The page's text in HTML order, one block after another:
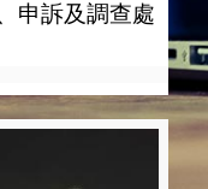
申訴及調查處